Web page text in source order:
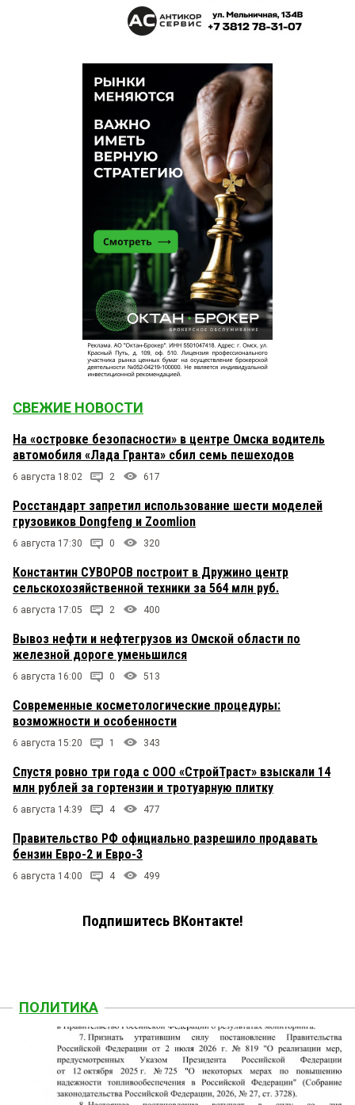
СВЕЖИЕ НОВОСТИ
На «островке безопасности» в центре Омска водитель
автомобиля «Лада Гранта» сбил семь пешеходов
6 августа 18:02 2 617
Росстандарт запретил использование шести моделей
грузовиков Dongfeng и Zoomlion
6 августа 17:30 0 320
Константин СУВОРОВ построит в Дружино центр
сельскохозяйственной техники за 564 млн руб.
6 августа 17:05 2 400
Вывоз нефти и нефтегрузов из Омской области по
железной дороге уменьшился
6 августа 16:00 0 513
Современные косметологические процедуры:
возможности и особенности
6 августа 15:20 1 343
Спустя ровно три года с ООО «СтройТраст» взыскали 14
млн рублей за гортензии и тротуарную плитку
6 августа 14:39 4 477
Правительство РФ официально разрешило продавать
бензин Евро-2 и Евро-3
6 августа 14:00 4 499
Подпишитесь ВКонтакте!
ПОЛИТИКА